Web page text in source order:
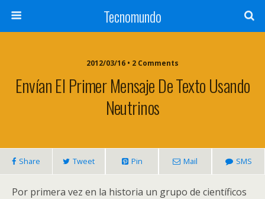
Tecnomundo
2012/03/16 • 2 Comments
Envían El Primer Mensaje De Texto Usando
Neutrinos
Share Tweet Pin Mail SMS
Por primera vez en la historia un grupo de científicos